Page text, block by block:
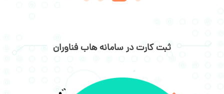
ثبت کارت در سامانه هاب فناوران